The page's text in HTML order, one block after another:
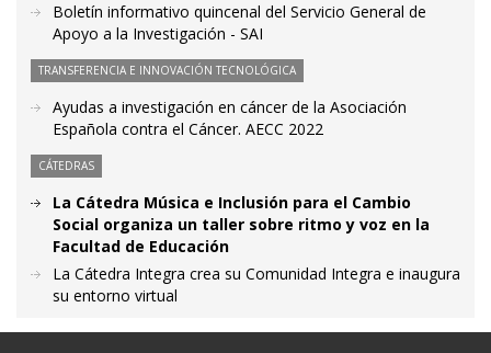
Boletín informativo quincenal del Servicio General de
Apoyo a la Investigación - SAI
TRANSFERENCIA E INNOVACIÓN TECNOLÓGICA
Ayudas a investigación en cáncer de la Asociación
Española contra el Cáncer. AECC 2022
CÁTEDRAS
La Cátedra Música e Inclusión para el Cambio
Social organiza un taller sobre ritmo y voz en la
Facultad de Educación
La Cátedra Integra crea su Comunidad Integra e inaugura
su entorno virtual